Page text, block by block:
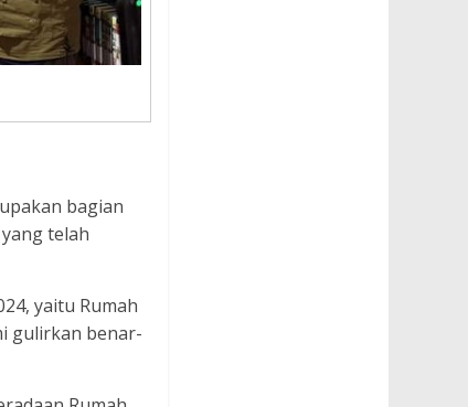
bagian
telah
yaitu Rumah
gulirkan benar-